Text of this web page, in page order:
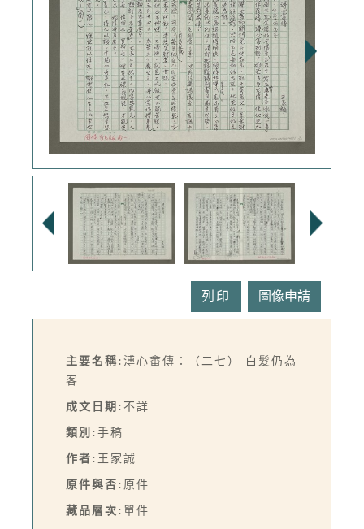
列印
主要名稱: 溥心畬傳：（二七） 白髮仍為
客
成文日期: 不詳
類別: 手稿
作者: 王家誠
原件與否: 原件
藏品層次: 單件